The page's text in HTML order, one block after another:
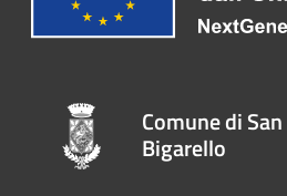
Comune di
Bigarello